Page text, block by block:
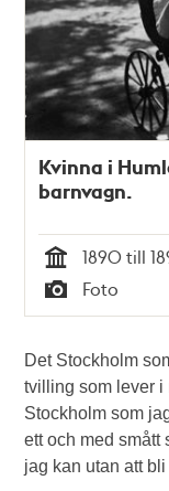
Kvinna i
barnvagn.
Tid
1890 till
Typ
Foto
Det Stockholm
tvilling som lever i
Stockholm som
ett och med smått
jag kan utan att